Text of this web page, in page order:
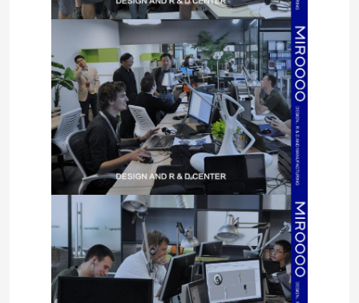
À la maison
Produits
Vidéos